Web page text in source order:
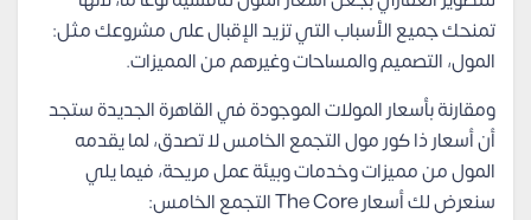
تمنحك جميع الأسباب التي تزيد الإقبال على مشروعك مثل:
المول، التصميم والمساحات وغيرهم من المميزات.
ومقارنة بأسعار المولات الموجودة في القاهرة الجديدة ستجد
أن أسعار ذا كور مول التجمع الخامس لا تصدق، لما يقدمه
المول من مميزات وخدمات وبيئة عمل مريحة، فيما يلي
سنعرض لك أسعار The Core التجمع الخامس: